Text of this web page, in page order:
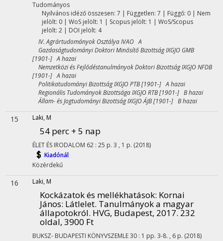
Tudományos
Nyilvános idéző összesen: 7 | Független: 7 | Függő: 0 | Nem
jelölt: 0 | WoS jelölt: 1 | Scopus jelölt: 1 | WoS/Scopus
jelölt: 2 | DOI jelölt: 4
IV. Agrártudományok Osztálya IVAO A
Gazdaságtudományi Doktori Minősítő Bizottság IXGJO GMB
[1901-] A hazai
Nemzetközi és Fejlődéstanulmányok Doktori Bizottság IXGJO NFDB
[1901-] A hazai
Politikatudományi Bizottság IXGJO PTB [1901-] A hazai
Regionális Tudományok Bizottsága IXGJO RTB [1901-] B hazai
Állam- és Jogtudományi Bizottság IXGJO ÁJB [1901-] B hazai
15 Laki, M
54 perc + 5 nap
ÉLET ÉS IRODALOM 62 : 25 p. 3 , 1 p. (2018)
Kiadónál
Közérdekű
16 Laki, M
Kockázatok és mellékhatások: Kornai
János: Látlelet. Tanulmányok a magyar
állapotokról. HVG, Budapest, 2017. 232
oldal, 3900 Ft
BUKSZ- BUDAPESTI KÖNYVSZEMLE30 : 1 pp. 3-8. , 6 p. (2018)